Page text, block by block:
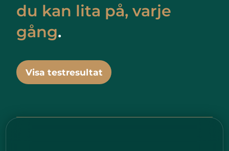
du kan lita på, varje
gång.
Visa testresultat